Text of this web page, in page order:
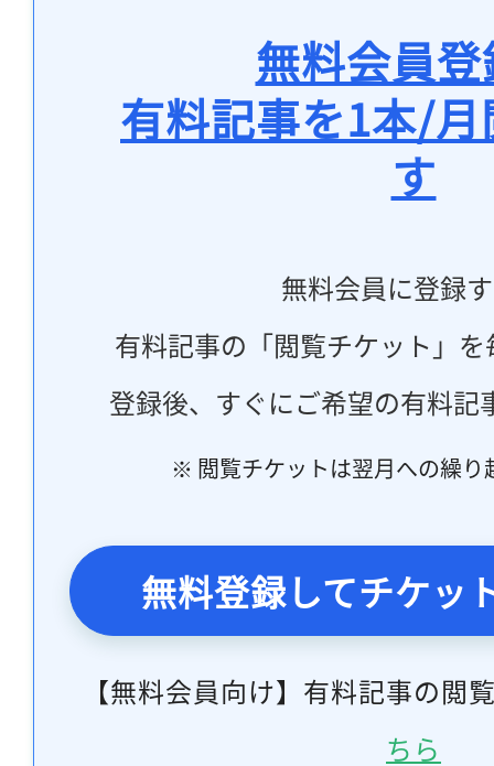
無料会員
有料記事を1本/
す
無料会員に登録
有料記事の「閲覧チケット」
登録後、すぐにご希望の有料記
※ 閲覧チケットは翌月への繰り
無料登録してチケッ
【無料会員向け】有料記事の閲
ちら